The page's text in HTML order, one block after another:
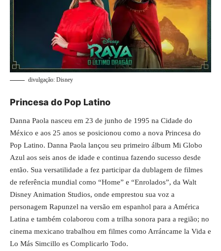
divulgação: Disney
Princesa do Pop Latino
Danna Paola nasceu em 23 de junho de 1995 na Cidade do
México e aos 25 anos se posicionou como a nova Princesa do
Pop Latino. Danna Paola lançou seu primeiro álbum Mi Globo
Azul aos seis anos de idade e continua fazendo sucesso desde
então. Sua versatilidade a fez participar da dublagem de filmes
de referência mundial como “Home” e “Enrolados”, da Walt
Disney Animation Studios, onde emprestou sua voz a
personagem Rapunzel na versão em espanhol para a América
Latina e também colaborou com a trilha sonora para a região; no
cinema mexicano trabalhou em filmes como Arráncame la Vida e
Lo Más Simcillo es Complicarlo Todo.